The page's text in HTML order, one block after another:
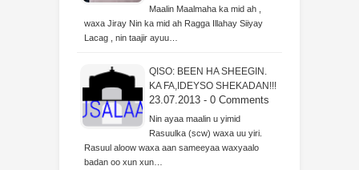
Maalin Maalmaha ka mid ah ,
waxa Jiray Nin ka mid ah Ragga Illahay Siiyay
Lacag , nin taajir ayuu…
QISO: BEEN HA SHEEGIN.
KA FA,IDEYSO SHEKADAN!!!
23.07.2013 - 0 Comments
Nin ayaa maalin u yimid
Rasuulka (scw) waxa uu yiri.
Rasuul aloow waxa aan sameeyaa waxyaalo
badan oo xun xun…